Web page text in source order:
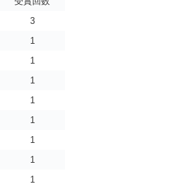
3
1
1
1
1
1
1
1
1